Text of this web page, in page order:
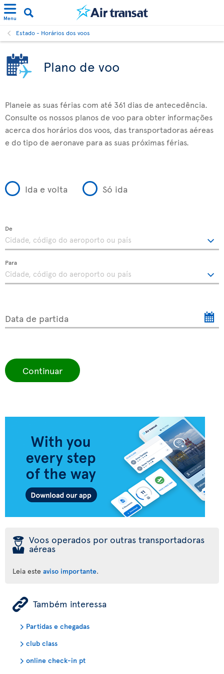
Menu
Estado - Horários dos voos
Plano de voo
Planeie as suas férias com até 361 dias de antecedência.
Consulte os nossos planos de voo para obter informações
acerca dos horários dos voos, das transportadoras aéreas
e do tipo de aeronave para as suas próximas férias.
Ida e volta Só ida
De
Para
Data de partida
Continuar
þ Voos operados por outras transportadoras
aéreas
Leia este aviso importante.
ÿ Também interessa
Partidas e chegadas
club class
online check-in pt